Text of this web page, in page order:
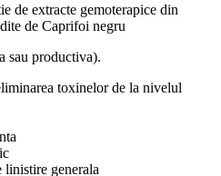
de extracte gemoterapice din
de Caprifoi negru
sau productiva).
toxinelor de la nivelul
linistire generala